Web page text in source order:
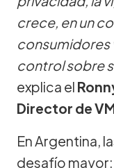
crece, en un
consumidores
control sobre
explica el
Director de
En Argentina,
desafío